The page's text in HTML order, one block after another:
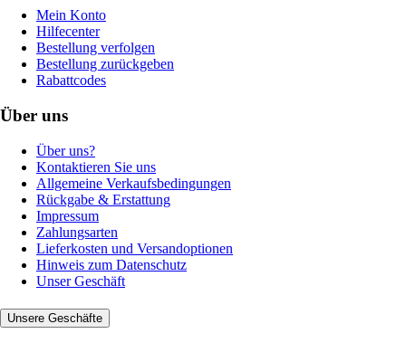
Mein Konto
Hilfecenter
Bestellung verfolgen
Bestellung zurückgeben
Rabattcodes
Über uns
Über uns?
Kontaktieren Sie uns
Allgemeine Verkaufsbedingungen
Rückgabe & Erstattung
Impressum
Zahlungsarten
Lieferkosten und Versandoptionen
Hinweis zum Datenschutz
Unser Geschäft
Unsere Geschäfte